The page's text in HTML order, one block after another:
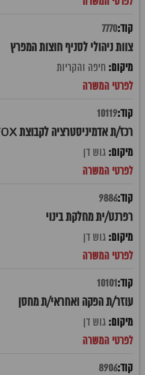
7770
צוות ניהולי לסניף חוצות המפרץ
חיפה והקריות
10119
רכז/ת אדמיניסטרציה לקבוצת FOX
גוש דן
9886
רפרנט/ית מחלקת בינוי
גוש דן
10101
עוזר/ת הפקה ואחראי/ת מחסן
גוש דן
8906